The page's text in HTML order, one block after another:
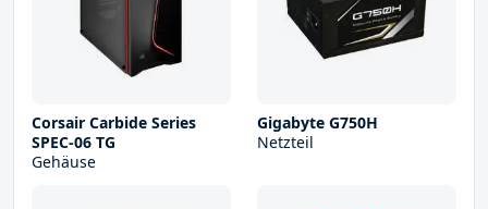
Corsair Carbide Series
SPEC-06 TG
Gehäuse
Gigabyte G750H
Netzteil